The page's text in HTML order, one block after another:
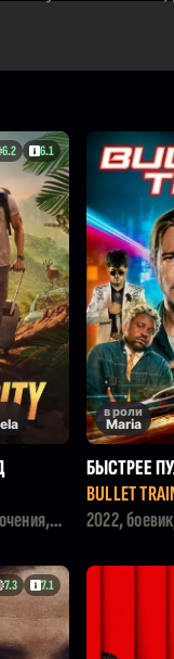
6.2 6.1
в роли
Maria
БЫСТРЕЕ
BULLET
2022,
7.3 7.1